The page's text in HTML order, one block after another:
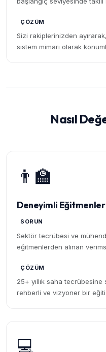
ÇÖZÜM
Sizi rakiplerinizden
sistem mimarı olarak
Nasıl
👨‍🏫
Deneyimli Eğitmenler
SORUN
Sektör tecrübesi ve
eğitmenlerden alınan
ÇÖZÜM
25+ yıllık saha
rehberli ve vizyoner bir
💻